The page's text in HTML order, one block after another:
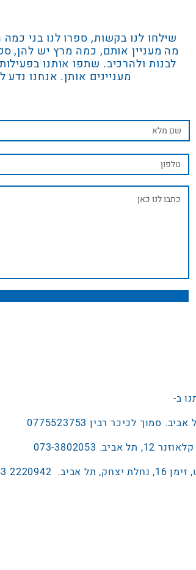
שילחו לנו בקשות, ספרו לנו בני
מה מעניין אותם, כמה מרץ יש להן,
לבנות ולהרכיב. שתפו אותנו
מעניינים אותן. אנחנו
ב-
‭073-3802053
תל אביב.
2220942 053